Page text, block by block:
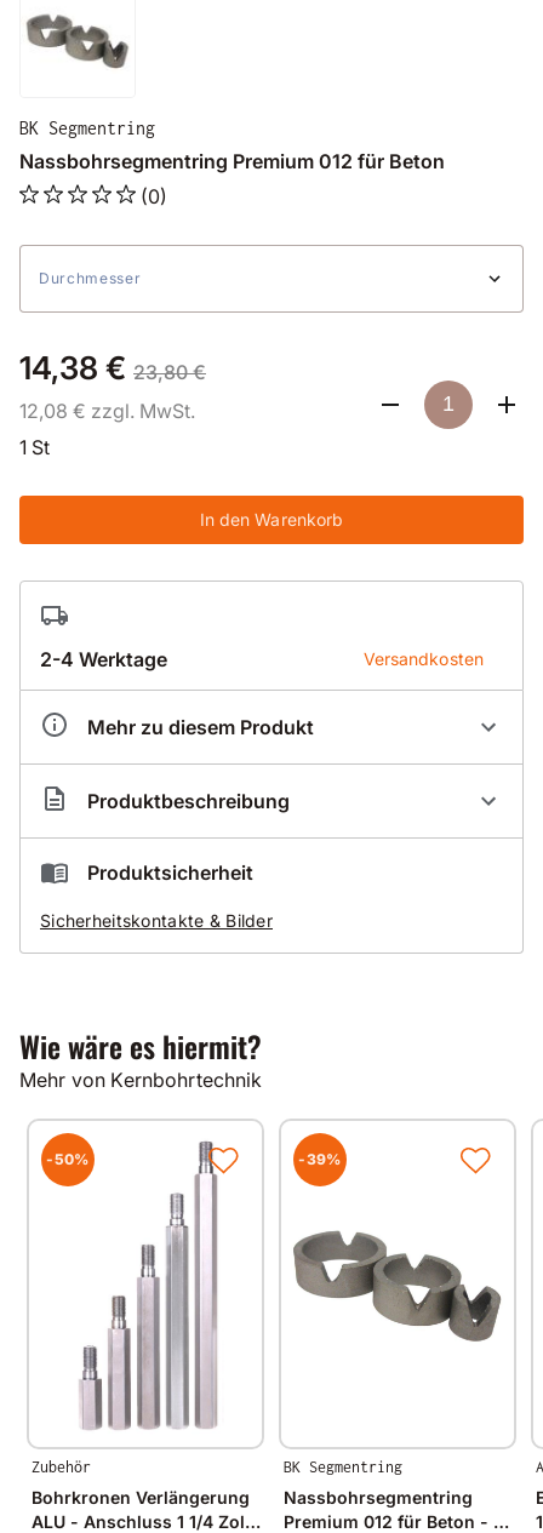
BK Segmentring
Nassbohrsegmentring Premium 012 für Beton
(0)
Durchmesser
14,38 € 23,80 €
12,08 € zzgl. MwSt.
1 St
In den Warenkorb
2-4 Werktage Versandkosten
Mehr zu diesem Produkt
Artikelnummer BSX01212
Produktbeschreibung
Nassbohrsegmentring Premium 012 für Beton
normal armiert
Alle unsere Produkte werden auf modernsten
Fertigungsmaschinen in Deutschland und im
Durch Verwendung hochwertiger Diamanten und
Bindungsmaterialien garantieren wir immer
gleichbleibende Spitzenqualität.
Produktsicherheit
Sicherheitskontakte & Bilder
Wie wäre es hiermit?
Mehr von Kernbohrtechnik
-50%
Zubehör
Bohrkronen Verlängerung
ALU - Anschluss 1 1/4 Zoll
-39%
BK Segmentring
Nassbohrsegmentring
Premium 012 für Beton - Ø